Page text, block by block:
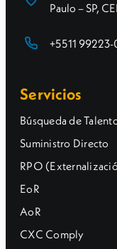
Paulo – SP,
+5511 99223-
Servicios
Búsqueda de
Suministro Directo
RPO
EoR
AoR
CXC Comply